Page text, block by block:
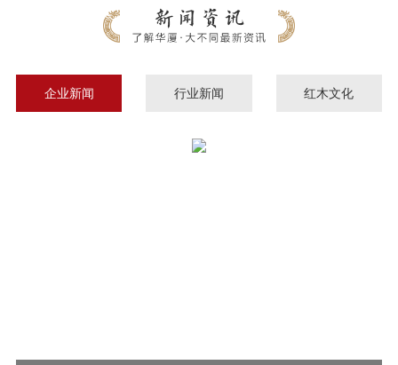
企业新闻 行业新闻 红木文化